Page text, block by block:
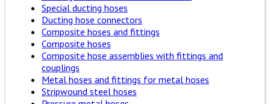
Special ducting hoses
Ducting hose connectors
Composite hoses and fittings
Composite hoses
Composite hose assemblies with fittings and
couplings
Metal hoses and fittings for metal hoses
Stripwound steel hoses